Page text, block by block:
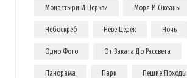
Монастыри И Церкви Моря И Океаны
Небоскреб Неве Цедек Ночь
Одно Фото От Заката До Рассвета
Панорама Парк Пешие Походы